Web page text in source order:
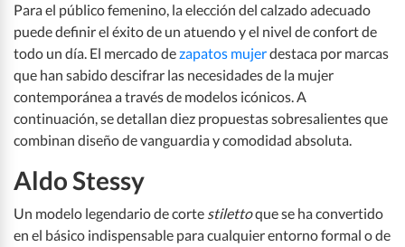
Para el público femenino, la elección del calzado adecuado
puede definir el éxito de un atuendo y el nivel de confort de
todo un día. El mercado dezapatos mujerdestaca por marcas
que han sabido descifrar las necesidades de la mujer
contemporánea a través de modelos icónicos. A
continuación, se detallan diez propuestas sobresalientes que
combinan diseño de vanguardia y comodidad absoluta.
Aldo Stessy
Un modelo legendario de corte stilettoque se ha convertido
en el básico indispensable para cualquier entorno formal o de